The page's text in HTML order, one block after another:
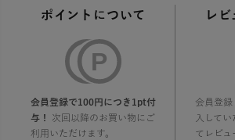
ポイントについて
会員登録で100円につき1pt付
与！
次回以降のお買い物にご
利用いただけます。
レ
会員登
入して
てレビュ